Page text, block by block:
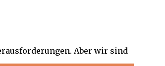
Aber wir sind